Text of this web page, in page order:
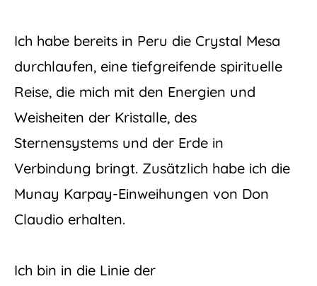
Ich habe bereits in Peru die Crystal Mesa
durchlaufen, eine tiefgreifende spirituelle
Reise, die mich mit den Energien und
Weisheiten der Kristalle, des
Sternensystems und der Erde in
Verbindung bringt. Zusätzlich habe ich die
Munay Karpay-Einweihungen von Don
Claudio erhalten.
Ich bin in die Linie der